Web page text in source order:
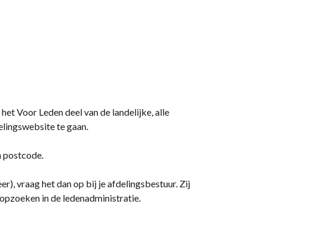
Voor Leden deel van de landelijke, alle
te gaan.
postcode.
vraag het dan op bij je afdelingsbestuur. Zij
in de ledenadministratie.